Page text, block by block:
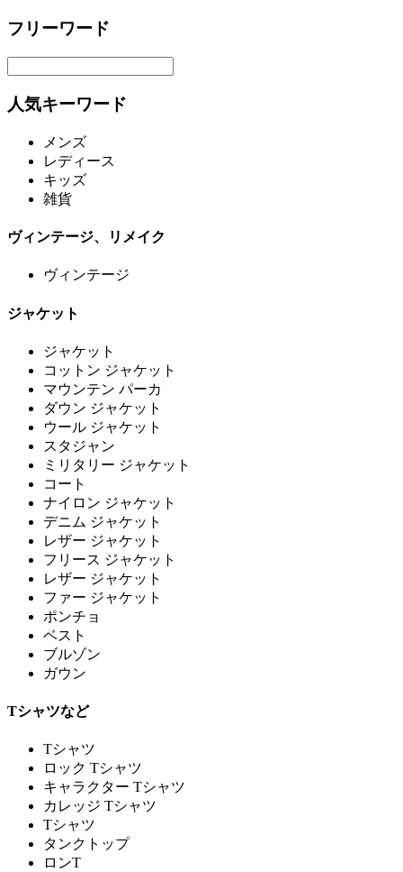
フリーワード
人気キーワード
メンズ
レディース
キッズ
雑貨
ヴィンテージ、リメイク
ヴィンテージ
ジャケット
ジャケット
コットン ジャケット
マウンテン パーカ
ダウン ジャケット
ウール ジャケット
スタジャン
ミリタリー ジャケット
コート
ナイロン ジャケット
デニム ジャケット
レザー ジャケット
フリース ジャケット
レザー ジャケット
ファー ジャケット
ポンチョ
ベスト
ブルゾン
ガウン
Tシャツなど
Tシャツ
ロック Tシャツ
キャラクター Tシャツ
カレッジ Tシャツ
Tシャツ
タンクトップ
ロンT